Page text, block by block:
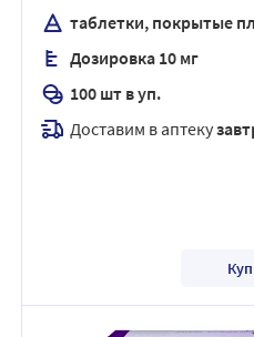
таблетки, покрытые
Дозировка 10 мг
100 шт в уп.
Доставим в аптеку